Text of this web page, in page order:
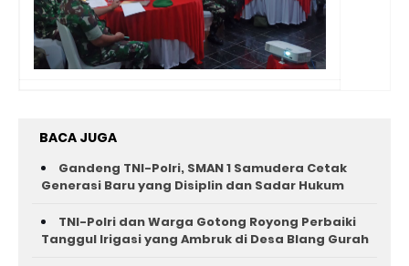
BACA JUGA
Gandeng TNI-Polri, SMAN 1 Samudera Cetak
Generasi Baru yang Disiplin dan Sadar Hukum
TNI-Polri dan Warga Gotong Royong Perbaiki
Tanggul Irigasi yang Ambruk di Desa Blang Gurah